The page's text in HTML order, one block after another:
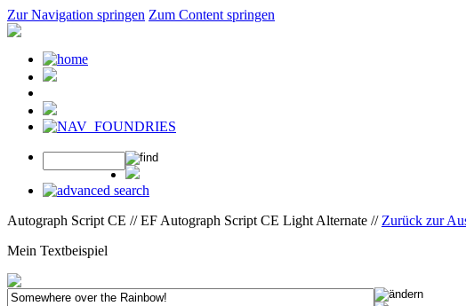
Zur Navigation springen Zum Content springen
Autograph Script CE // EF Autograph Script CE Light Alternate // Zurück zur
Mein Textbeispiel